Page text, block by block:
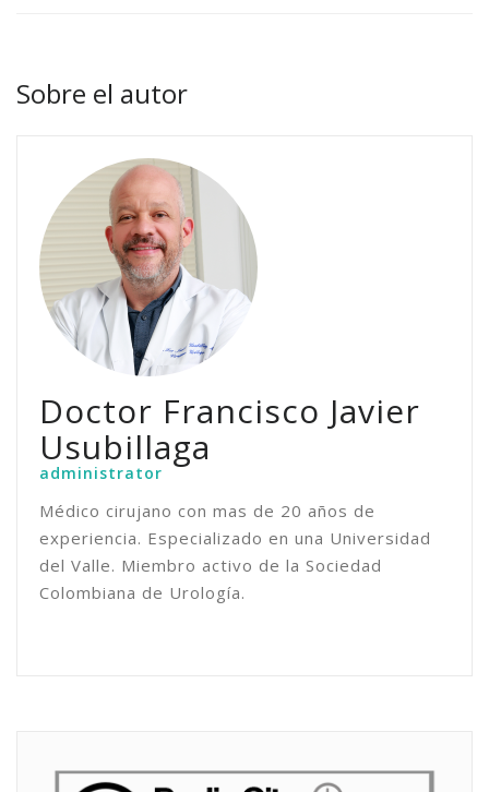
Sobre el autor
Doctor Francisco Javier
Usubillaga
administrator
Médico cirujano con mas de 20 años de
experiencia. Especializado en una Universidad
del Valle. Miembro activo de la Sociedad
Colombiana de Urología.